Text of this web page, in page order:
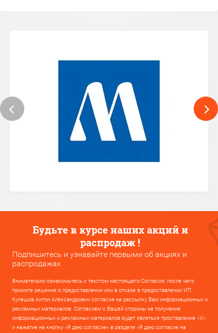
Будьте в курсе наших акций и
распродаж !
Подпишитесь и узнавайте первыми об акциях и
распродажах
Внимательно ознакомьтесь с текстом настоящего Согласия, после чего
примите решение о предоставлении или в отказе в предоставлении ИП
Кулешов Антон Александрович согласия на рассылку Вам информационных и
рекламных материалов. Согласием с Вашей стороны на получение
информационных и рекламных материалов будет являться проставление «V»
и нажатие на кнопку «Я даю согласие» в разделе «Я даю согласие на